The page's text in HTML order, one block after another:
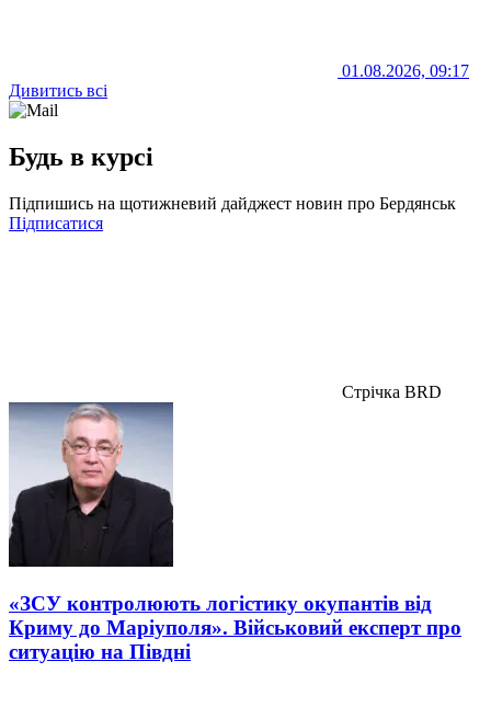
01.08.2026, 09:17
Дивитись всі
Будь в курсі
Підпишись на щотижневий дайджест новин про Бердянськ
Підписатися
Стрічка BRD
«ЗСУ контролюють логістику окупантів від
Криму до Маріуполя». Військовий експерт про
ситуацію на Півдні